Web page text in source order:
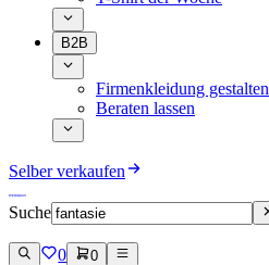
B2B
Firmenkleidung gestalten
Beraten lassen
Selber verkaufen
Suche
0 0